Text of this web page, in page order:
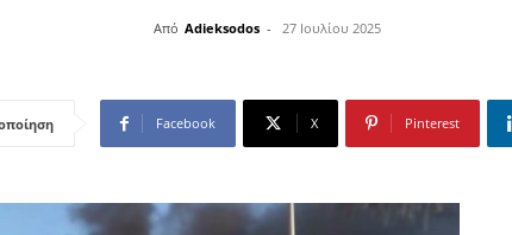
Από Adieksodos - 27 Ιουλίου 2025
Facebook X Pinterest